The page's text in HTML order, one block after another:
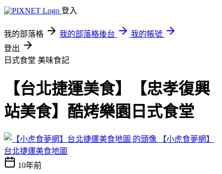
登入
我的部落格 我的部落格後台
我的帳號
登出
日式食堂 美味食記
【台北捷運美食】【忠孝復興
站美食】酷烤樂園日式食堂
【小虎食夢網】
台北捷運美食地圖
10年前